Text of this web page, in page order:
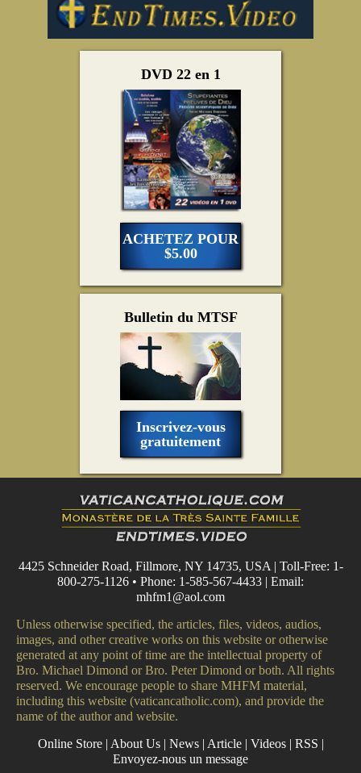
DVD 22 en 1
ACHETEZ POUR
$5.00
Bulletin du MTSF
Inscrivez-vous
gratuitement
4425 Schneider Road, Fillmore, NY 14735, USA | Toll-Free: 1-
800-275-1126 • Phone: 1-585-567-4433 | Email:
mhfm1@aol.com
Unless otherwise specified, the articles, files, videos, audios,
images, and other creative works on this website or otherwise
generated at any point of time are the intellectual property of
Bro. Michael Dimond or Bro. Peter Dimond or both. All rights
reserved. We encourage people to share MHFM material,
including this website (vaticancatholic.com), and provide the
name of the author and website.
Online Store| About Us| News| Article| Videos| RSS |
Envoyez-nous un message